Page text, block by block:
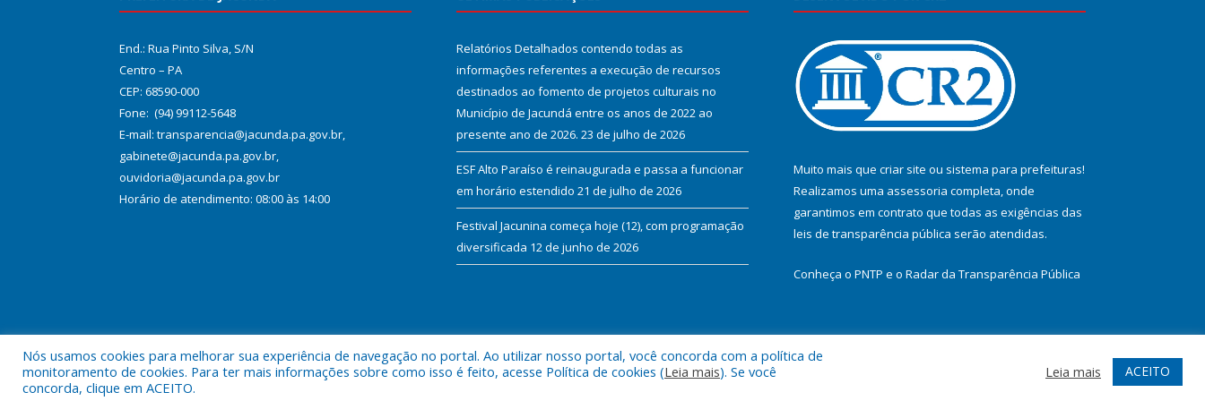
End.: Rua Pinto Silva, S/N
Centro – PA
CEP: 68590-000
Fone: (94) 99112-5648
E-mail: transparencia@jacunda.pa.gov.br,
gabinete@jacunda.pa.gov.br,
ouvidoria@jacunda.pa.gov.br
Horário de atendimento: 08:00 às 14:00
Relatórios Detalhados contendo todas as
informações referentes a execução de recursos
destinados ao fomento de projetos culturais no
Município de Jacundá entre os anos de 2022 ao
presente ano de 2026. 23 de julho de 2026
ESF Alto Paraíso é reinaugurada e passa a funcionar
em horário estendido 21 de julho de 2026
Festival Jacunina começa hoje (12), com programação
diversificada 12 de junho de 2026
Muito mais que criar site ou sistema para prefeituras!
Realizamos uma assessoria completa, onde
garantimos em contrato que todas as exigências das
leis de transparência pública serão atendidas.
Conheça o PNTP e o Radar da Transparência Pública
Todos os direitos reservados a Prefeitura Municipal de Jacundá. Mapa do Site Acessar Webmail
Nós usamos cookies para melhorar sua experiência de navegação no portal. Ao utilizar nosso portal, você concorda com a política de
monitoramento de cookies. Para ter mais informações sobre como isso é feito, acesse Política de cookies (Leia mais). Se você
concorda, clique em ACEITO.
Leia mais ACEITO